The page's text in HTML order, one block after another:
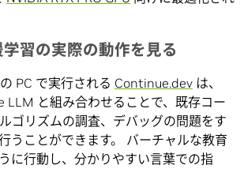
習の実際の動作を見る
PC で実行される Continue.dev は、
LLM と組み合わせることで、既存コー
ゴリズムの調査、デバッグの問題をす
うことができます。 バーチャルな教育
に行動し、分かりやすい言葉での指